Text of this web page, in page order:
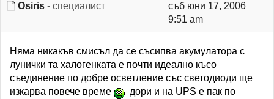
Osiris - специалист
съб юни 17, 2006
9:51 am
Няма никакъв смисъл да се съсипва акумулатора с
лунички та халогенката е почти идеално късо
съединение по добре осветление със светодиоди ще
изкарва повече време
дори и на UPS е пак по